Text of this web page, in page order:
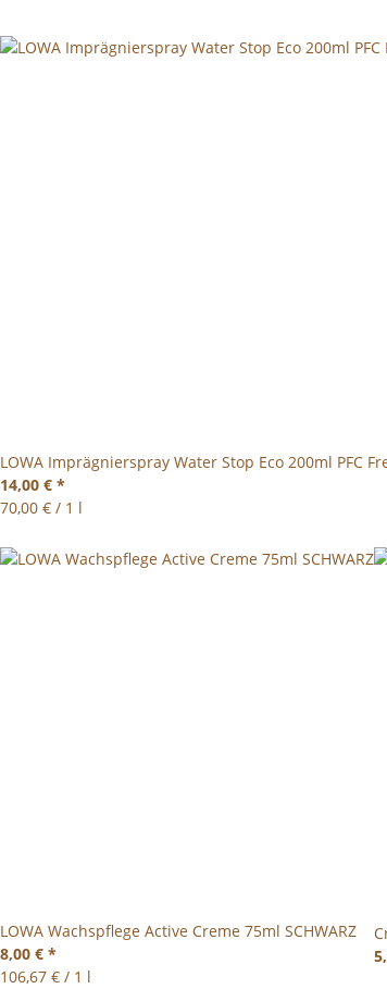
LOWA Imprägnierspray Water Stop Eco 200ml PFC
14,00 € *
70,00 € / 1 l
LOWA Wachspflege Active Creme 75ml SCHWARZ
8,00 € *
106,67 € / 1 l